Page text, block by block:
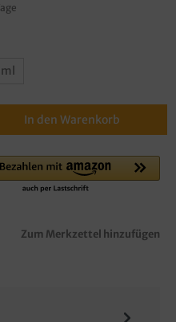
In den Warenkorb
Zum Merkzettel hinzufügen